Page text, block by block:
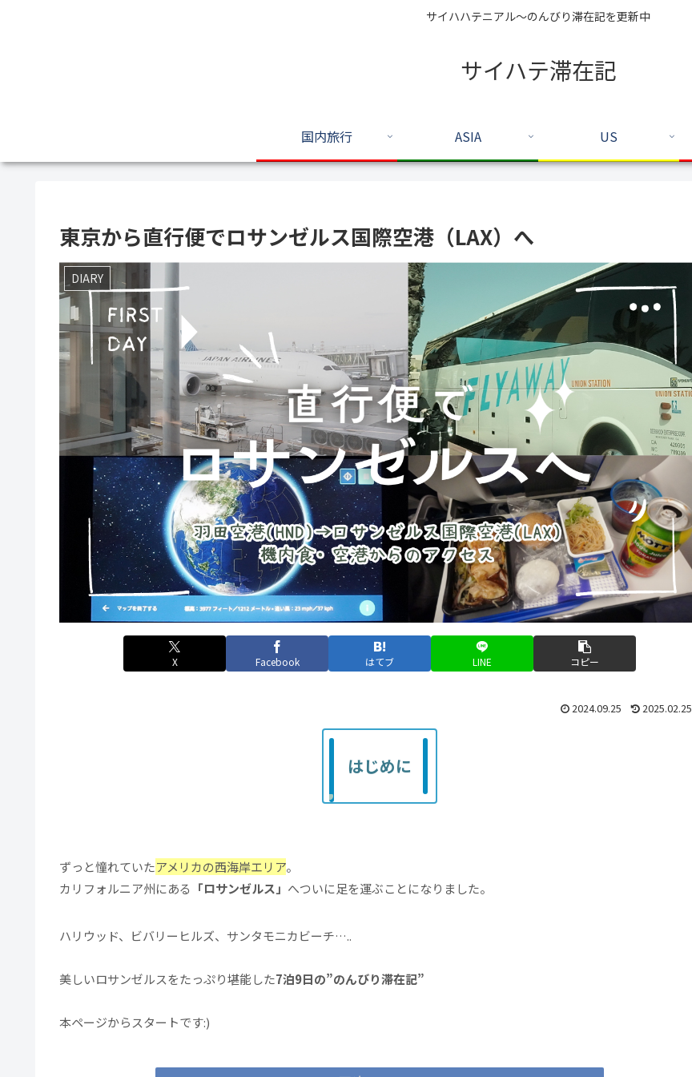
サイハハテニアル～のんびり滞在記を更新中
サイハテ滞在記
国内旅行 ASIA US
東京から直行便でロサンゼルス国際空港（LAX）へ
DIARY
X Facebook はてブ LINE コピー
2024.09.25 2025.02.25
はじめに
ずっと憧れていたアメリカの西海岸エリア。
カリフォルニア州にある 「ロサンゼルス」 へついに足を運ぶことになりました。
ハリウッド、ビバリーヒルズ、サンタモニカビーチ…..
美しいロサンゼルスをたっぷり堪能した7泊9日の”のんびり滞在記”
本ページからスタートです:)